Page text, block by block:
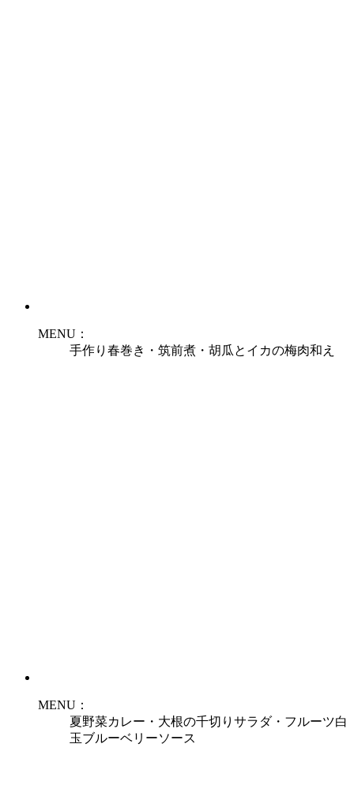
MENU：
手作り春巻き・筑前煮・胡瓜とイカの梅肉和え
MENU：
夏野菜カレー・大根の千切りサラダ・フルーツ白
玉ブルーベリーソース